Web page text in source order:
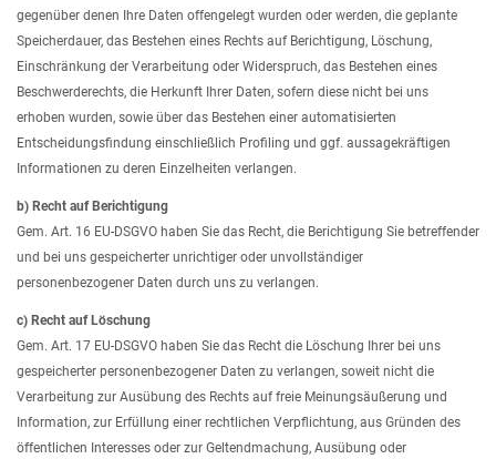
gegenüber denen Ihre Daten offengelegt wurden oder werden, die geplante
Speicherdauer, das Bestehen eines Rechts auf Berichtigung, Löschung,
Einschränkung der Verarbeitung oder Widerspruch, das Bestehen eines
Beschwerderechts, die Herkunft Ihrer Daten, sofern diese nicht bei uns
erhoben wurden, sowie über das Bestehen einer automatisierten
Entscheidungsfindung einschließlich Profiling und ggf. aussagekräftigen
Informationen zu deren Einzelheiten verlangen.
b) Recht auf Berichtigung
Gem. Art. 16 EU-DSGVO haben Sie das Recht, die Berichtigung Sie betreffender
und bei uns gespeicherter unrichtiger oder unvollständiger
personenbezogener Daten durch uns zu verlangen.
c) Recht auf Löschung
Gem. Art. 17 EU-DSGVO haben Sie das Recht die Löschung Ihrer bei uns
gespeicherter personenbezogener Daten zu verlangen, soweit nicht die
Verarbeitung zur Ausübung des Rechts auf freie Meinungsäußerung und
Information, zur Erfüllung einer rechtlichen Verpflichtung, aus Gründen des
öffentlichen Interesses oder zur Geltendmachung, Ausübung oder